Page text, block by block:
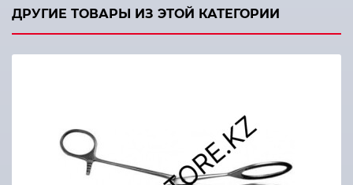
ДРУГИЕ ТОВАРЫ ИЗ ЭТОЙ КАТЕГОРИИ